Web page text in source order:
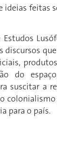
ideias feitas
do
suscitar a
para o país.